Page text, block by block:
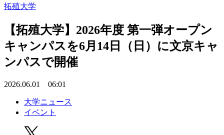
拓殖大学
【拓殖大学】2026年度 第一弾オープン
キャンパスを6月14日（日）に文京キャ
ンパスで開催
2026.06.01 06:01
大学ニュース
イベント